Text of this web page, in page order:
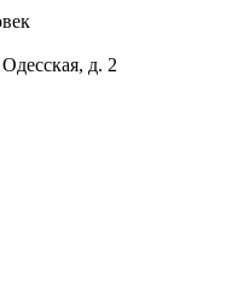
д. 2